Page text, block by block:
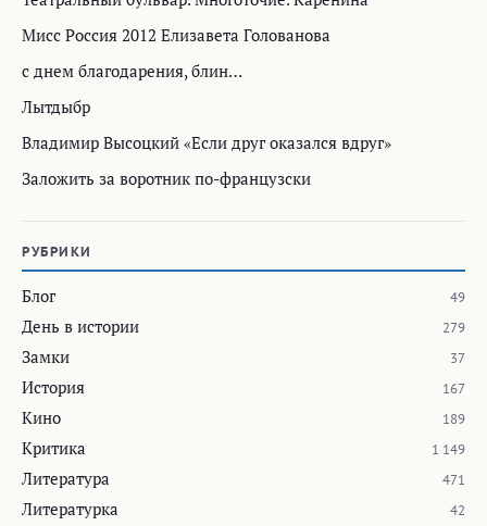
Мисс Россия 2012 Елизавета Голованова
с днем благодарения, блин…
Лытдыбр
Владимир Высоцкий «Если друг оказался вдруг»
Заложить за воротник по-французски
РУБРИКИ
Блог 49
День в истории 279
Замки 37
История 167
Кино 189
Критика 1 149
Литература 471
Литературка 42